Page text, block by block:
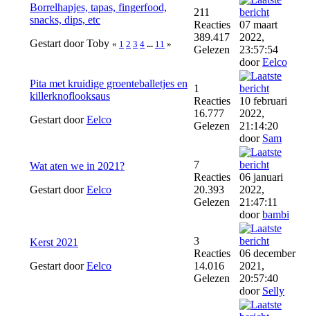
Borrelhapjes, tapas, fingerfood,
snacks, dips, etc
Gestart door Toby « 1 2 3 4 ... 11 »
211
Reacties
389.417
Gelezen
07 maart
2022,
23:57:54
doorEelco
Pita met kruidige groenteballetjes en
killerknoflooksaus
Gestart doorEelco
1
Reacties
16.777
Gelezen
10 februari
2022,
21:14:20
door Sam
Wat aten we in 2021?
Gestart doorEelco
7
Reacties
20.393
Gelezen
06 januari
2022,
21:47:11
doorbambi
Kerst 2021
Gestart doorEelco
3
Reacties
14.016
Gelezen
06 december
2021,
20:57:40
door Selly